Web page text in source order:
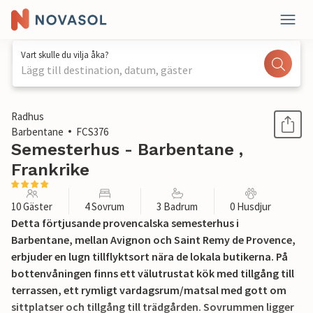
Vart skulle du vilja åka?
Lägg till destination, datum, gäster
1 / 30
Radhus
Barbentane
FCS376
Semesterhus - Barbentane ,
Frankrike
10 Gäster 4 Sovrum 3 Badrum 0 Husdjur
Detta förtjusande provencalska semesterhus i
Barbentane, mellan Avignon och Saint Remy de Provence,
erbjuder en lugn tillflyktsort nära de lokala butikerna. På
bottenvåningen finns ett välutrustat kök med tillgång till
terrassen, ett rymligt vardagsrum/matsal med gott om
sittplatser och tillgång till trädgården. Sovrummen ligger